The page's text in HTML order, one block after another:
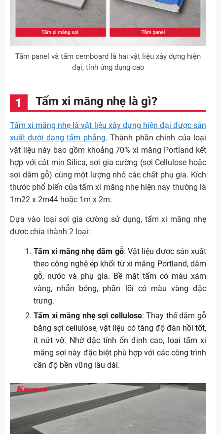
Tấm panel và tấm cemboard là hai vật liệu xây dựng hiện
đại, tính ứng dụng cao
Tấm xi măng nhẹ là gì?
Tấm xi măng nhẹ là vật liệu xây dựng hiện đại được sản
xuất dưới dạng tấm phẳng. Thành phần chính của loại
vật liệu này bao gồm khoảng 70% xi măng Portland kết
hợp với cát mịn Silica, sợi gia cường (sợi Cellulose hoặc
sợi dăm gỗ) cùng một lượng nhỏ các chất phụ gia. Kích
thước phổ biến của tấm xi măng nhẹ hiện nay thường là
1m22 x 2m44 hoặc 1m x 2m.
Dựa vào loại sợi gia cường sử dụng, tấm xi măng nhẹ
được chia thành 2 loại:
Tấm xi măng nhẹ dăm gỗ: Vật liệu được sản xuất
theo công nghệ ép khối từ xi măng Portland, dăm
gỗ, nước và phụ gia. Bề mặt tấm có màu xám
vàng, nhẵn bóng, phần lõi có màu vàng đặc
trưng.
Tấm xi măng nhẹ sợi cellulose: Thay thế dăm gỗ
bằng sợi cellulose, vật liệu có tăng độ đàn hồi tốt,
ít nứt vỡ. Nhờ đặc tính ổn định cao, loại tấm xi
măng sợi này đặc biệt phù hợp với các công trình
cần độ bền vững lâu dài.